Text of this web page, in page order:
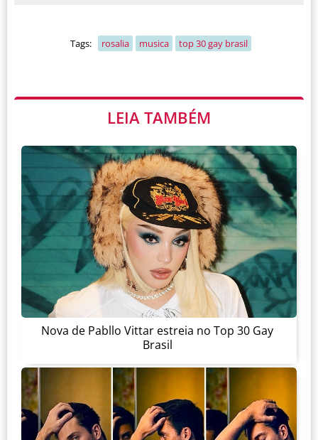
Tags: rosalia musica top 30 gay brasil
LEIA TAMBÉM
Nova de Pabllo Vittar estreia no Top 30 Gay
Brasil